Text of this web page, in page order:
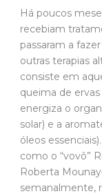
Há poucos
recebiam
passaram a
outras terapias
consiste em
queima de
energiza o
solar) e a
óleos
como o “vovô”
Roberta
semanalmente,